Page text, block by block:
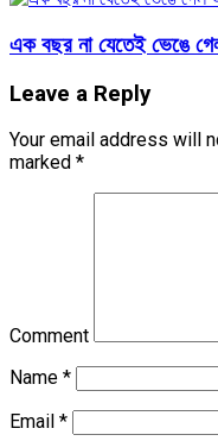
এক বছর না যেতেই ভেঙে
Leave a Reply
Your email address will
marked *
Comment
Name *
Email *